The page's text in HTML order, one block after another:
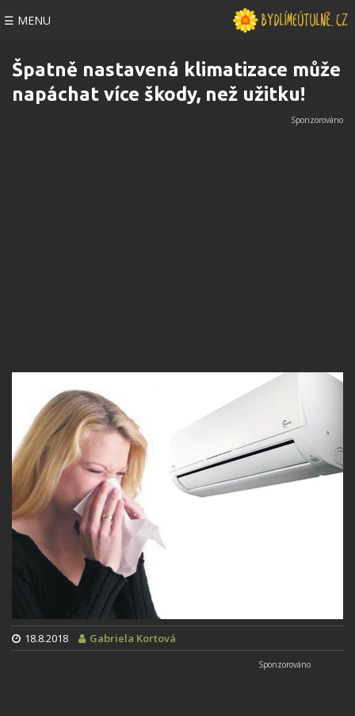
☰ MENU
Špatně nastavená klimatizace může
napáchat více škody, než užitku!
18.8.2018 Gabriela Kortová